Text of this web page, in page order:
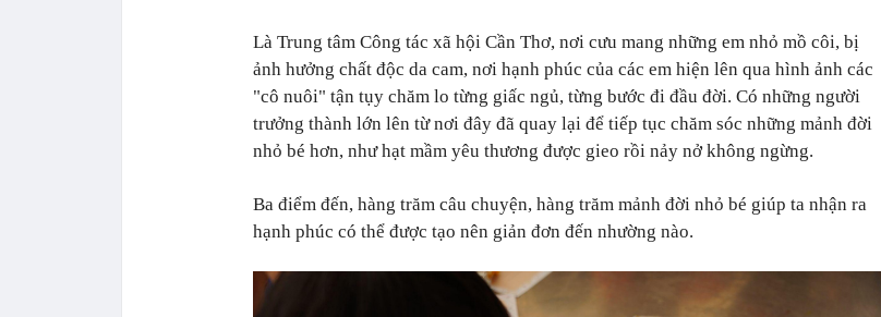
Là Trung tâm Công tác xã hội Cần Thơ, nơi cưu mang những em nhỏ mồ côi, bị
ảnh hưởng chất độc da cam, nơi hạnh phúc của các em hiện lên qua hình ảnh các
"cô nuôi" tận tụy chăm lo từng giấc ngủ, từng bước đi đầu đời. Có những người
trưởng thành lớn lên từ nơi đây đã quay lại để tiếp tục chăm sóc những mảnh đời
nhỏ bé hơn, như hạt mầm yêu thương được gieo rồi nảy nở không ngừng.
Ba điểm đến, hàng trăm câu chuyện, hàng trăm mảnh đời nhỏ bé giúp ta nhận ra
hạnh phúc có thể được tạo nên giản đơn đến nhường nào.